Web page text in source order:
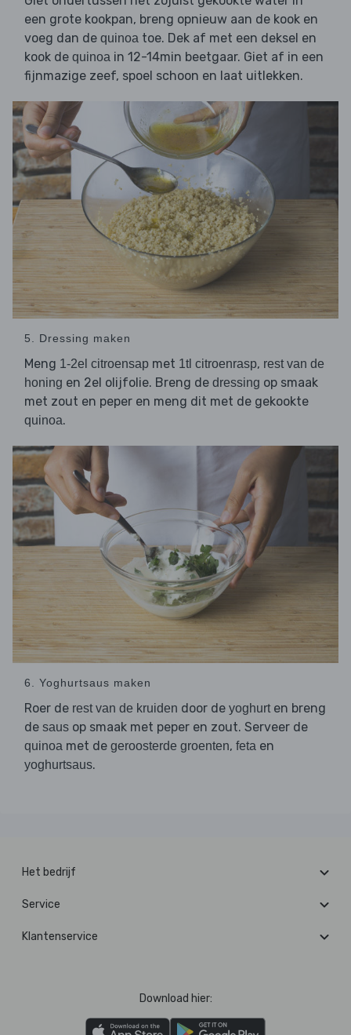
een grote kookpan, breng opnieuw aan de kook en
voeg dan de quinoa toe. Dek af met een deksel en
kook de quinoa in 12-14min beetgaar. Giet af in een
fijnmazige zeef, spoel schoon en laat uitlekken.
5. Dressing maken
Meng 1-2el citroensap met 1tl citroenrasp, rest van de
honing en 2el olijfolie. Breng de dressing op smaak
met zout en peper en meng dit met de gekookte
quinoa.
6. Yoghurtsaus maken
Roer de rest van de kruiden door de yoghurten breng
de saus op smaak met peper en zout. Serveer de
quinoa met de geroosterde groenten, feta en
yoghurtsaus.
Het bedrijf
Service
Klantenservice
Download hier: